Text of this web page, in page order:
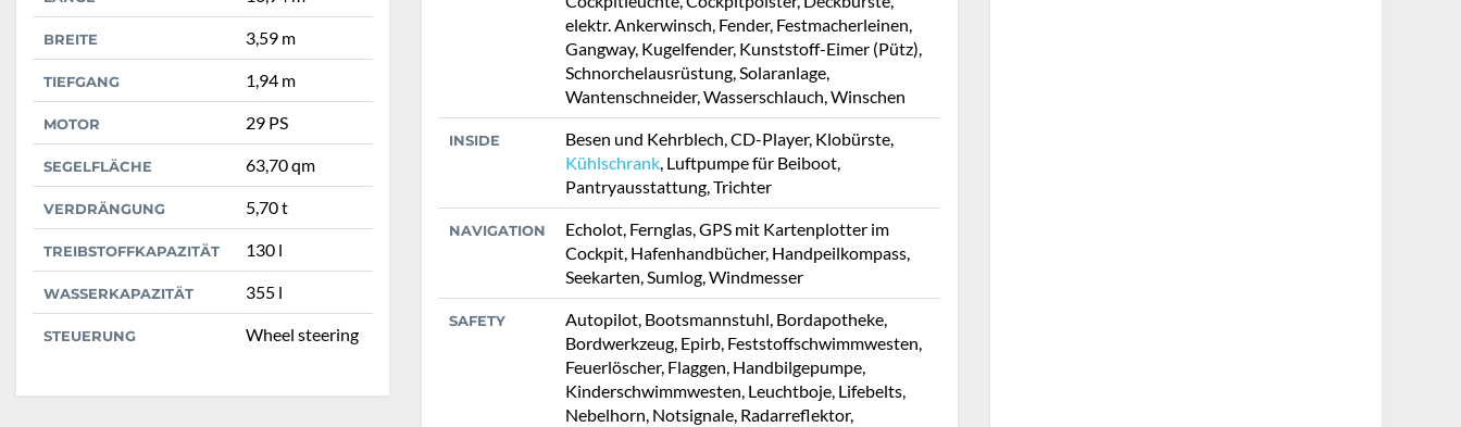
BREITE 3,59 m
TIEFGANG 1,94 m
MOTOR 29 PS
SEGELFLÄCHE 63,70 qm
VERDRÄNGUNG 5,70 t
TREIBSTOFFKAPAZITÄT 130 l
WASSERKAPAZITÄT 355 l
STEUERUNG Wheel steering
elektr. Ankerwinsch, Fender, Festmacherleinen,
Gangway, Kugelfender, Kunststoff-Eimer (Pütz),
Schnorchelausrüstung, Solaranlage,
Wantenschneider, Wasserschlauch, Winschen
INSIDE
Besen und Kehrblech, CD-Player, Klobürste,
Kühlschrank, Luftpumpe für Beiboot,
Pantryausstattung, Trichter
NAVIGATION
Echolot, Fernglas, GPS mit Kartenplotter im
Cockpit, Hafenhandbücher, Handpeilkompass,
Seekarten, Sumlog, Windmesser
SAFETY
Autopilot, Bootsmannstuhl, Bordapotheke,
Bordwerkzeug, Epirb, Feststoffschwimmwesten,
Feuerlöscher, Flaggen, Handbilgepumpe,
Kinderschwimmwesten, Leuchtboje, Lifebelts,
Nebelhorn, Notsignale, Radarreflektor,